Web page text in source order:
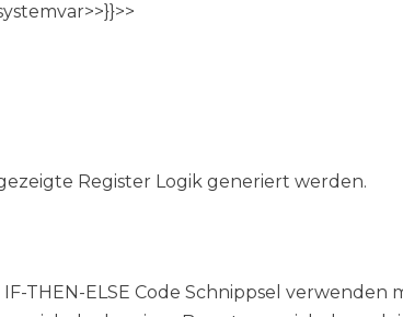
Register Logik generiert werden.
THEN-ELSE Code Schnippsel verwenden